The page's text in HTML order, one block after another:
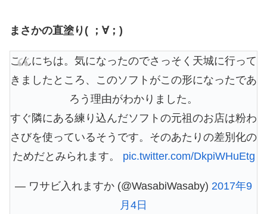
まさかの直塗り( ；∀；)
こんにちは。気になったのでさっそく天城に行って
きましたところ、このソフトがこの形になったであ
ろう理由がわかりました。
すぐ隣にある練り込んだソフトの元祖のお店は粉わ
さびを使っているそうです。そのあたりの差別化の
ためだとみられます。 pic.twitter.com/DkpiWHuEtg
— ワサビ入れますか (@WasabiWasaby) 2017年9
月4日